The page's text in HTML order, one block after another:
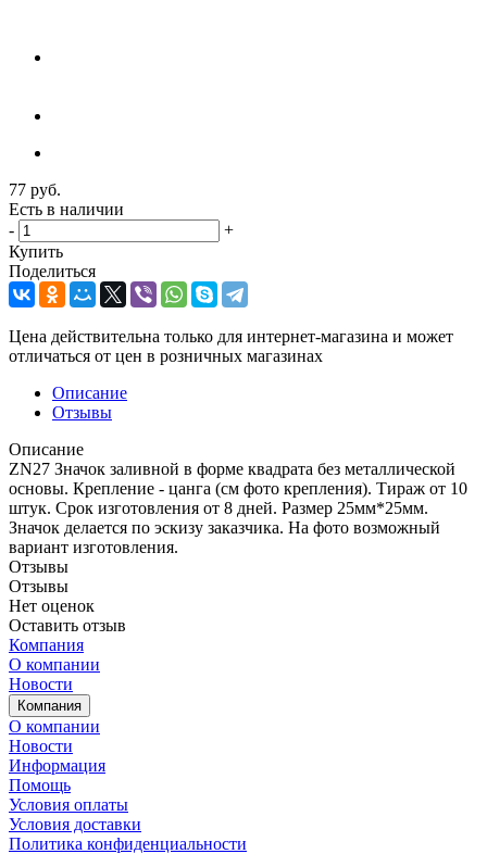
77 руб.
Есть в наличии
-
+
Купить
Поделиться
Цена действительна только для интернет-магазина и может
отличаться от цен в розничных магазинах
Описание
Отзывы
Описание
ZN27 Значок заливной в форме квадрата без металлической
основы. Крепление - цанга (см фото крепления). Тираж от 10
штук. Срок изготовления от 8 дней. Размер 25мм*25мм.
Значок делается по эскизу заказчика. На фото возможный
вариант изготовления.
Отзывы
Отзывы
Нет оценок
Оставить отзыв
Компания
О компании
Новости
Компания
О компании
Новости
Информация
Помощь
Условия оплаты
Условия доставки
Политика конфиденциальности